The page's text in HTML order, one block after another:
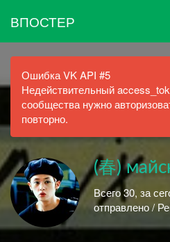
ВПОСТЕР
Ошибка VK API #5
Недействительный
сообщества нужно
повторно.
(春)
Всего 30, за
отправлено /